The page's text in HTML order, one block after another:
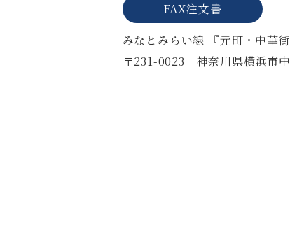
FAX注文書
みなとみらい線 『元町・中華
〒231-0023 神奈川県横浜市